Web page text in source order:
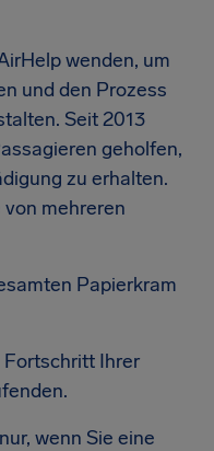
wenden, um
und den Prozess
Seit 2013
geholfen,
zu erhalten.
mehreren
Papierkram
Fortschritt Ihrer
wenn Sie eine